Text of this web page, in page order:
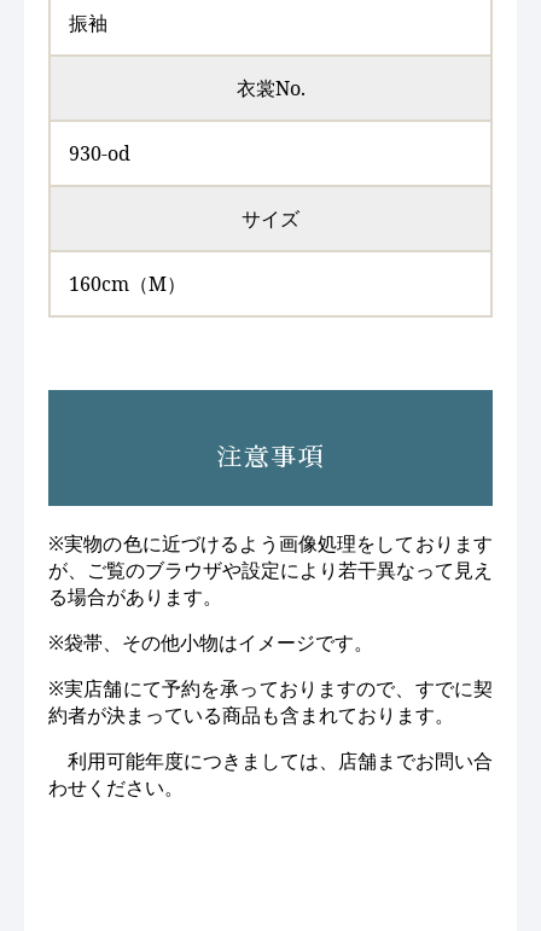
振袖
衣裳No.
930-od
サイズ
160cm（M）
注意事項
※実物の色に近づけるよう画像処理をしております
が、ご覧のブラウザや設定により若干異なって見え
る場合があります。
※袋帯、その他小物はイメージです。
※実店舗にて予約を承っておりますので、すでに契
約者が決まっている商品も含まれております。
利用可能年度につきましては、店舗までお問い合
わせください。